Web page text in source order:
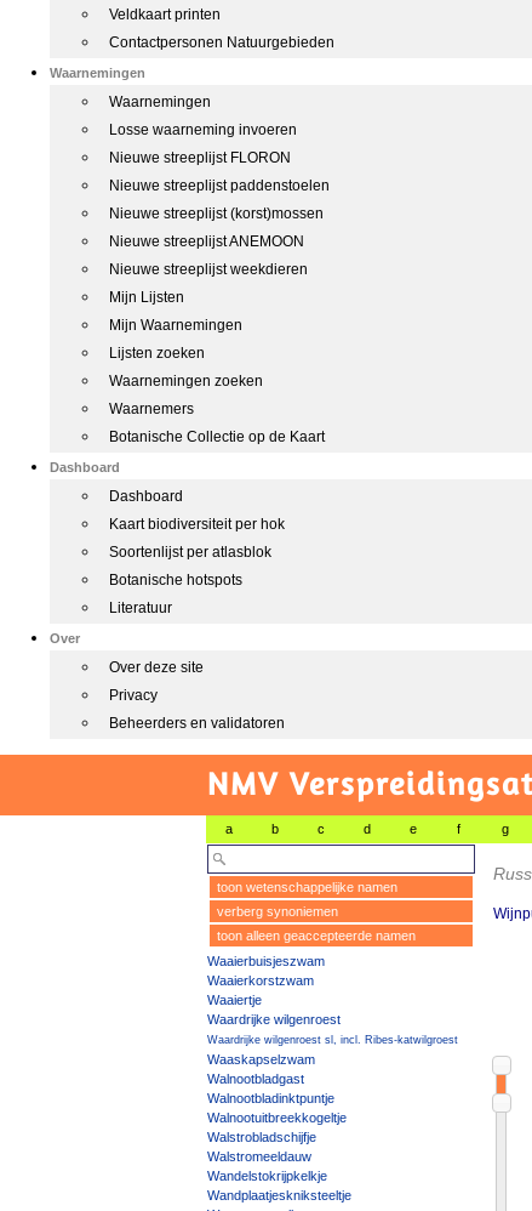
Veldkaart printen
Contactpersonen Natuurgebieden
Waarnemingen
Waarnemingen
Losse waarneming invoeren
Nieuwe streeplijst FLORON
Nieuwe streeplijst paddenstoelen
Nieuwe streeplijst (korst)mossen
Nieuwe streeplijst ANEMOON
Nieuwe streeplijst weekdieren
Mijn Lijsten
Mijn Waarnemingen
Lijsten zoeken
Waarnemingen zoeken
Waarnemers
Botanische Collectie op de Kaart
Dashboard
Dashboard
Kaart biodiversiteit per hok
Soortenlijst per atlasblok
Botanische hotspots
Literatuur
Over
Over deze site
Privacy
Beheerders en validatoren
NMV
a b c d e f g
toon wetenschappelijke namen
verberg synoniemen
toon alleen geaccepteerde namen
Waaierbuisjeszwam
Waaierkorstzwam
Waaiertje
Waardrijke wilgenroest
Waardrijke wilgenroest sl, incl. Ribes-katwilgroest
Waaskapselzwam
Walnootbladgast
Walnootbladinktpuntje
Walnootuitbreekkogeltje
Walstrobladschijfje
Walstromeeldauw
Wandelstokrijpkelkje
Wandplaatjeskniksteeltje